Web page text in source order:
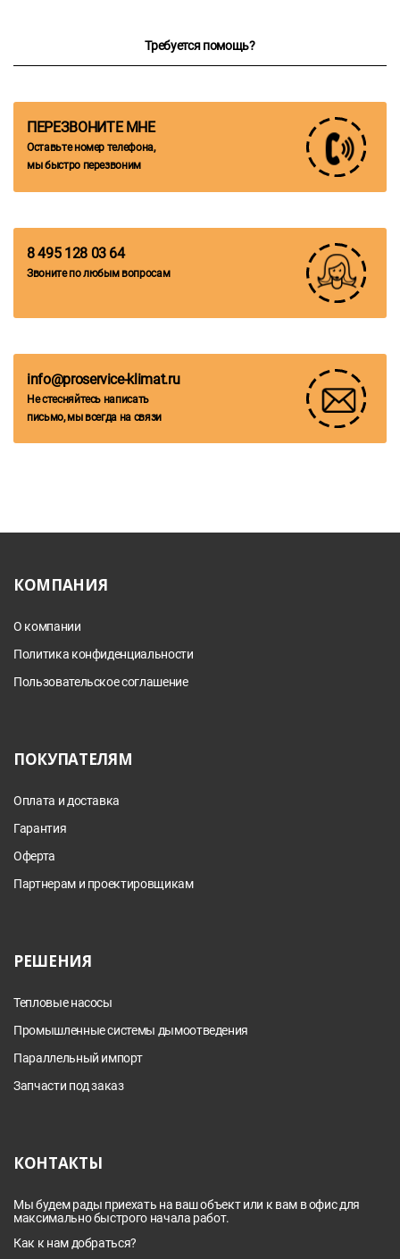
Требуется помощь?
ПЕРЕЗВОНИТЕ МНЕ
Оставьте номер телефона,
мы быстро перезвоним
8 495 128 03 64
Звоните по любым вопросам
info@proservice-klimat.ru
Не стесняйтесь написать
письмо, мы всегда на связи
КОМПАНИЯ
О компании
Политика конфиденциальности
Пользовательское соглашение
ПОКУПАТЕЛЯМ
Оплата и доставка
Гарантия
Оферта
Партнерам и проектировщикам
РЕШЕНИЯ
Тепловые насосы
Промышленные системы дымоотведения
Параллельный импорт
Запчасти под заказ
КОНТАКТЫ
Мы будем рады приехать на ваш объект или к вам в офис для
максимально быстрого начала работ.
Как к нам добраться?